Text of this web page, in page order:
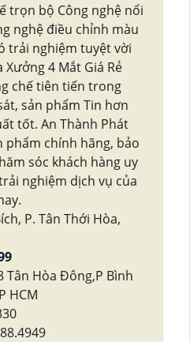
trọn bộ Công nghệ nổi
nghệ điều chỉnh màu
trải nghiệm tuyệt vời
Xưởng 4 Mắt Giá Rẻ
chế tiên tiến trong
sản phẩm Tin hơn
tốt. An Thành Phát
phẩm chính hãng, bảo
sóc khách hàng uy
nghiệm dịch vụ của
P. Tân Thới Hòa,
Tân Hòa Đông,P Bình
HCM